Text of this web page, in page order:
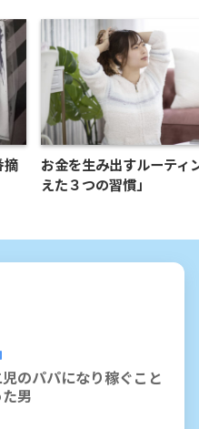
摘
お金を生み出すルーティ
えた３つの習慣」
のパパになり稼ぐこと
男